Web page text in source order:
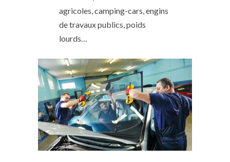
agricoles, camping-cars, engins
de travaux publics, poids
lourds…